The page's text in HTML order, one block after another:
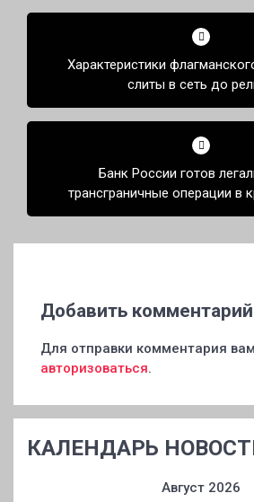
Навигация
записямХарактеристики
слиты в сеть до
Банк России готов
трансграничные операции в
Добавить комментарий
Для отправки комментария
авторизоваться.
КАЛЕНДАРЬ
Август 2026